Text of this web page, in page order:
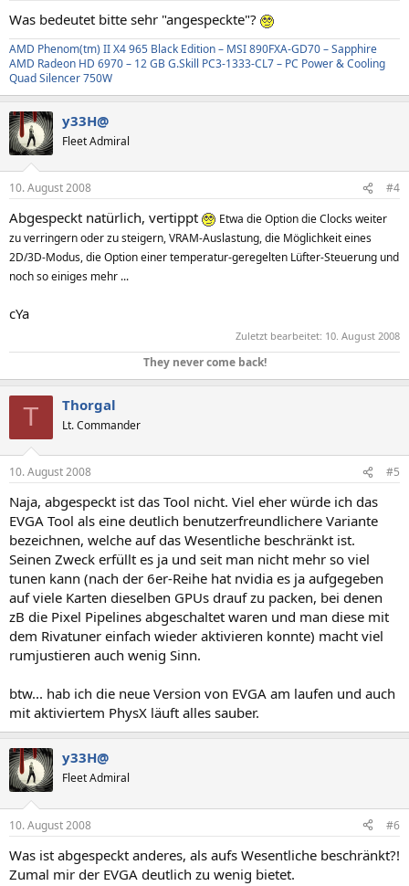
Was bedeutet bitte sehr "angespeckte"?
AMD Phenom(tm) II X4 965 Black Edition – MSI 890FXA-GD70 – Sapphire
AMD Radeon HD 6970 – 12 GB G.Skill PC3-1333-CL7 – PC Power & Cooling
Quad Silencer 750W
y33H@
Fleet Admiral
10. August 2008 #4
Abgespeckt natürlich, vertippt
Etwa die Option die Clocks weiter
zu verringern oder zu steigern, VRAM-Auslastung, die Möglichkeit eines
2D/3D-Modus, die Option einer temperatur-geregelten Lüfter-Steuerung und
noch so einiges mehr ...
cYa
Zuletzt bearbeitet: 10. August 2008
They never come back!
T Thorgal
Lt. Commander
10. August 2008 #5
Naja, abgespeckt ist das Tool nicht. Viel eher würde ich das
EVGA Tool als eine deutlich benutzerfreundlichere Variante
bezeichnen, welche auf das Wesentliche beschränkt ist.
Seinen Zweck erfüllt es ja und seit man nicht mehr so viel
tunen kann (nach der 6er-Reihe hat nvidia es ja aufgegeben
auf viele Karten dieselben GPUs drauf zu packen, bei denen
zB die Pixel Pipelines abgeschaltet waren und man diese mit
dem Rivatuner einfach wieder aktivieren konnte) macht viel
rumjustieren auch wenig Sinn.
btw... hab ich die neue Version von EVGA am laufen und auch
mit aktiviertem PhysX läuft alles sauber.
y33H@
Fleet Admiral
10. August 2008 #6
Was ist abgespeckt anderes, als aufs Wesentliche beschränkt?!
Zumal mir der EVGA deutlich zu wenig bietet.